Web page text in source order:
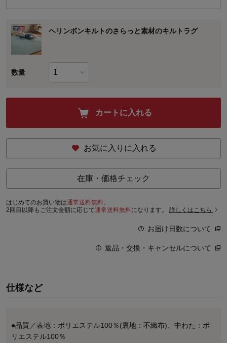
ヘリンボンキルトのさらっと素材のキルトラグ
数量
カートに入れる
お気に入りに入れる
在庫・価格チェック
はじめてのお買い物は通常送料無料。
2回目以降もご注文金額に応じて通常送料無料になります。 詳しくはこちら
お届け日数について
返品・交換・キャンセルについて
仕様など
●品質／表地：ポリエステル100％(裏地：不織布)、中わた：ポ
リエステル100％